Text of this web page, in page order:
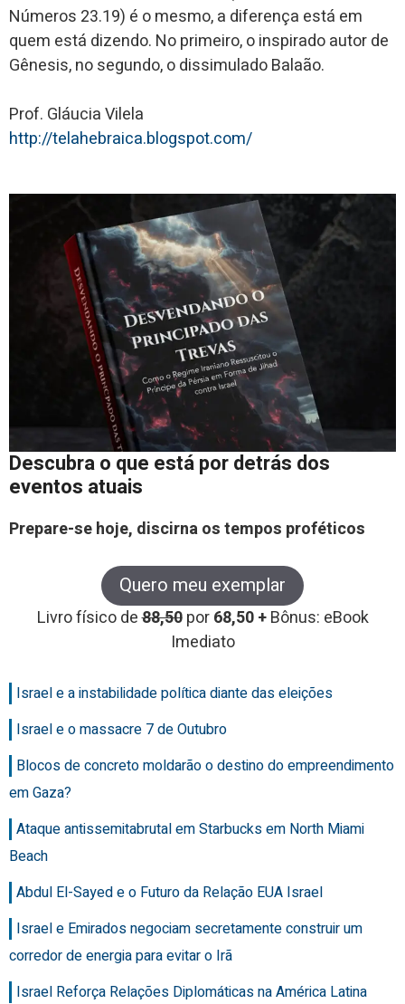
Números 23.19) é o mesmo, a diferença está em
quem está dizendo. No primeiro, o inspirado autor de
Gênesis, no segundo, o dissimulado Balaão.
Prof. Gláucia Vilela
http://telahebraica.blogspot.com/
Descubra o que está por detrás dos
eventos atuais
Prepare-se hoje, discirna os tempos proféticos
Quero meu exemplar
Livro físico de88,50 por68,50 +Bônus: eBook
Imediato
Israel e a instabilidade política diante das eleições
Israel e o massacre 7 de Outubro
Blocos de concreto moldarão o destino do empreendimento
em Gaza?
Ataque antissemitabrutal em Starbucks em North Miami
Beach
Abdul El-Sayed e o Futuro da Relação EUA Israel
Israel e Emirados negociam secretamente construir um
corredor de energia para evitar o Irã
Israel Reforça Relações Diplomáticas na América Latina